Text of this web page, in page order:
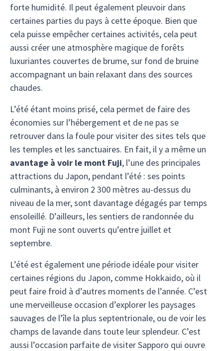
forte humidité. Il peut également pleuvoir dans
certaines parties du pays à cette époque. Bien que
cela puisse empêcher certaines activités, cela peut
aussi créer une atmosphère magique de forêts
luxuriantes couvertes de brume, sur fond de bruine
accompagnant un bain relaxant dans des sources
chaudes.
L’été étant moins prisé, cela permet de faire des
économies sur l’hébergement et de ne pas se
retrouver dans la foule pour visiter des sites tels que
les temples et les sanctuaires. En fait, il y a même un
avantage à voir le mont Fuji, l’une des principales
attractions du Japon, pendant l’été : ses points
culminants, à environ 2 300 mètres au-dessus du
niveau de la mer, sont davantage dégagés par temps
ensoleillé. D’ailleurs, les sentiers de randonnée du
mont Fuji ne sont ouverts qu’entre juillet et
septembre.
L’été est également une période idéale pour visiter
certaines régions du Japon, comme Hokkaido, où il
peut faire froid à d’autres moments de l’année. C’est
une merveilleuse occasion d’explorer les paysages
sauvages de l’île la plus septentrionale, ou de voir les
champs de lavande dans toute leur splendeur. C’est
aussi l’occasion parfaite de visiter Sapporo qui ouvre